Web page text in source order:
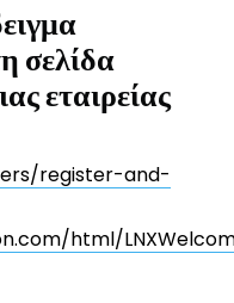
σελίδα
εταιρείας
register-and-
html/